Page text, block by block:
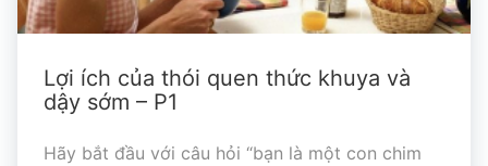
Lợi ích của thói quen thức khuya và
dậy sớm – P1
Hãy bắt đầu với câu hỏi “bạn là một con chim